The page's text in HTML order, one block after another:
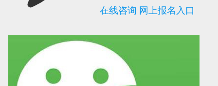
可信网站信用评 网络警察提醒你 诚信网站
在线咨询 网上报名入口